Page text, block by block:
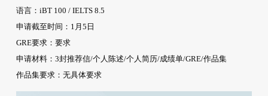
语言：iBT 100 / IELTS 8.5
申请截至时间：1月5日
GRE要求：要求
申请材料：3封推荐信/个人陈述/个人简历/成绩单/GRE/作品集
作品集要求：无具体要求